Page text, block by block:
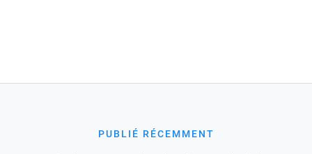
PUBLIÉ RÉCEMMENT